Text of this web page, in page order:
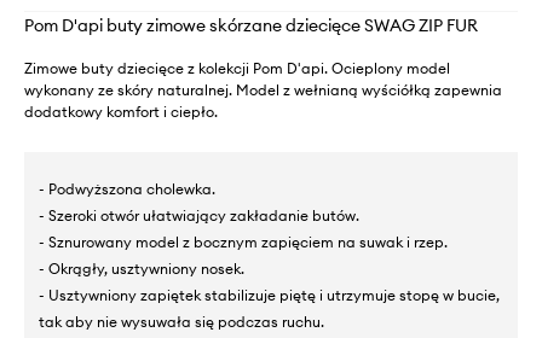
Pom D'api buty zimowe skórzane dziecięce SWAG ZIP FUR
Zimowe buty dziecięce z kolekcji Pom D'api. Ocieplony model
wykonany ze skóry naturalnej. Model z wełnianą wyściółką zapewnia
dodatkowy komfort i ciepło.
- Podwyższona cholewka.
- Szeroki otwór ułatwiający zakładanie butów.
- Sznurowany model z bocznym zapięciem na suwak i rzep.
- Okrągły, usztywniony nosek.
- Usztywniony zapiętek stabilizuje piętę i utrzymuje stopę w bucie,
tak aby nie wysuwała się podczas ruchu.